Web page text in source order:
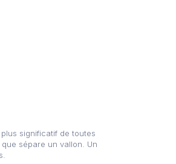
significatif de toutes
sépare un vallon. Un